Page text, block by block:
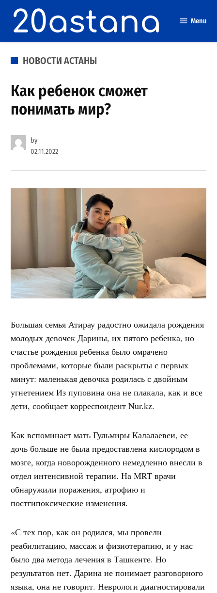
content
Menu
POSTED
НОВОСТИ АСТАНЫ
Как ребенок сможет
понимать мир?
by
02.11.2022
Большая семья Атирау радостно ожидала рождения
молодых девочек Дарины, их пятого ребенка, но
счастье рождения ребенка было омрачено
проблемами, которые были раскрыты с первых
минут: маленькая девочка родилась с двойным
угнетением Из пуповина она не плакала, как и все
дети, сообщает корреспондент Nur.kz.
Как вспоминает мать Гульмиры Калалаевеи, ее
дочь больше не была предоставлена ​​кислородом в
мозге, когда новорожденного немедленно внесли в
отдел интенсивной терапии. На MRT врачи
обнаружили поражения, атрофию и
постгипоксические изменения.
«С тех пор, как он родился, мы провели
реабилитацию, массаж и физиотерапию, и у нас
было два метода лечения в Ташкенте. Но
результатов нет. Дарина не понимает разговорного
языка, она не говорит. Неврологи диагностировали